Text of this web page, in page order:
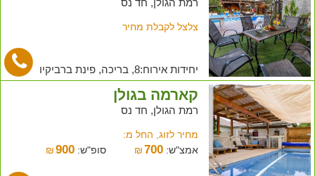
רמת הגולן, חד נס
צלצל לקבלת מחיר
יחידות אירוח:8, בריכה, פינת ברביקיו
קארמה בגולן
רמת הגולן, חד נס
מחיר לזוג, החל מ:
אמצ"ש:
₪700 סופ"ש: ₪ 900